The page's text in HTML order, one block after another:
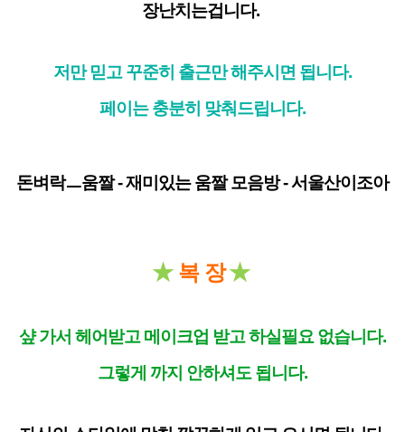
장난치는겁니다.
저만 믿고 꾸준히 출근만 해주시면 됩니다.
페이는 충분히 맞춰드립니다.
돈벼락ㅡ움짤 - 재미있는 움짤 모음방 - 서울산이조아
★복 장★
샾 가서 헤어받고 메이크업 받고 하실필요 없습니다.
그렇게 까지 안하셔도 됩니다.